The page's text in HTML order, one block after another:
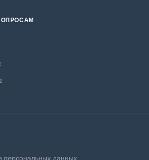
персональных данных